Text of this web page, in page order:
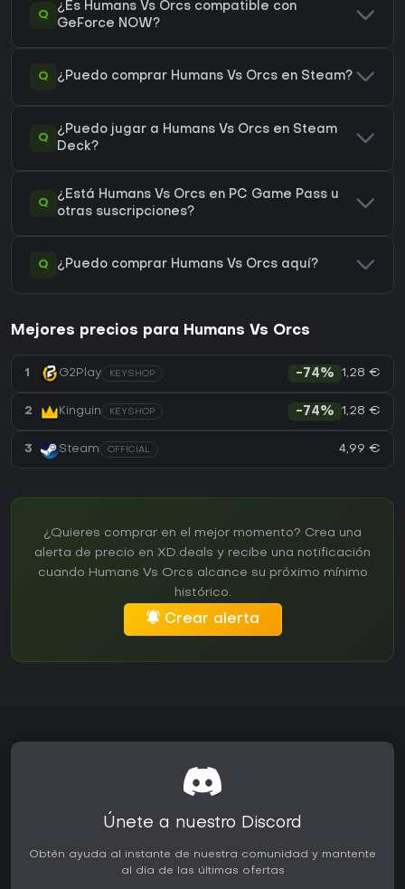
Q
¿Es Humans Vs Orcs compatible con
GeForce NOW?
Q ¿Puedo comprar Humans Vs Orcs en Steam?
Q
¿Puedo jugar a Humans Vs Orcs en Steam
Deck?
Q
¿Está Humans Vs Orcs en PC Game Pass u
otras suscripciones?
Q ¿Puedo comprar Humans Vs Orcs aquí?
Mejores precios para Humans Vs Orcs
1 G2Play KEYSHOP -74% 1,28 €
2 Kinguin KEYSHOP -74% 1,28 €
3 Steam OFFICIAL 4,99 €
¿Quieres comprar en el mejor momento? Crea una
alerta de precio en XD.deals y recibe una notificación
cuando Humans Vs Orcs alcance su próximo mínimo
histórico.
Crear alerta
Únete a nuestro Discord
Obtén ayuda al instante de nuestra comunidad y mantente
al día de las últimas ofertas